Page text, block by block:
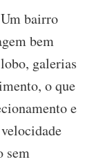
bairro
bem
galerias
o que
e
sem